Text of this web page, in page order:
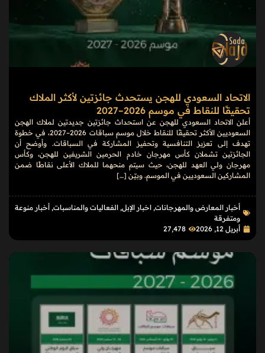
الاتحاد السعودي للهجن يستحدث جائزتين لأكثر الملاك
تحقيقًا للنقاط في موسم 2026–2027
أعلن الاتحاد السعودي للهجن عن استحداث جائزتين جديدتين لملاك الهجن
السعوديين الأكثر تحقيقًا للنقاط خلال موسم سباقات 2026–2027، في خطوة
تهدف إلى تعزيز التنافسية وتحفيز المشاركة في السباقات. وأوضح أن
الجائزتين تشملان كأس مهرجان خادم الحرمين الشريفين للهجن، وكأس
مهرجان ولي العهد للهجن، حيث سيتم منحهما للملاك الأعلى نقاطًا ضمن
المشاركين السعوديين في الموسم. وبيّن […]
أخبار المعارض والمهرجانات, اخبار الإبل, الفعاليات والمناسبات, أخبار منوعة
ومتفرقة
أبريل 12, 2026
27٬478